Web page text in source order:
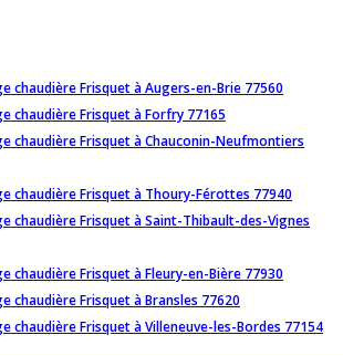
chaudière Frisquet à Augers-en-Brie 77560
chaudière Frisquet à Forfry 77165
chaudière Frisquet à Chauconin-Neufmontiers
chaudière Frisquet à Thoury-Férottes 77940
chaudière Frisquet à Saint-Thibault-des-Vignes
chaudière Frisquet à Fleury-en-Bière 77930
chaudière Frisquet à Bransles 77620
chaudière Frisquet à Villeneuve-les-Bordes 77154